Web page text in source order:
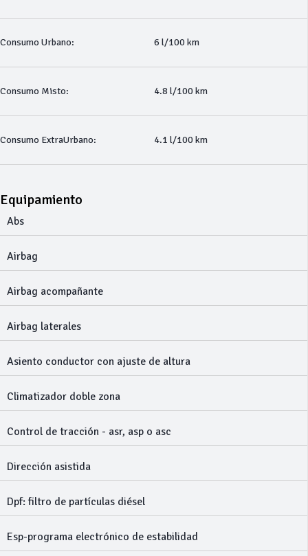
Consumo Urbano: 6 l/100 km
Consumo Misto: 4.8 l/100 km
Consumo ExtraUrbano: 4.1 l/100 km
Equipamiento
Abs
Airbag
Airbag acompañante
Airbag laterales
Asiento conductor con ajuste de altura
Climatizador doble zona
Control de tracción - asr, asp o asc
Dirección asistida
Dpf: filtro de partículas diésel
Esp-programa electrónico de estabilidad